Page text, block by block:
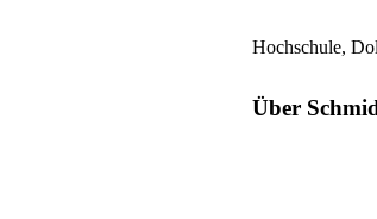
Hochschule,
Über